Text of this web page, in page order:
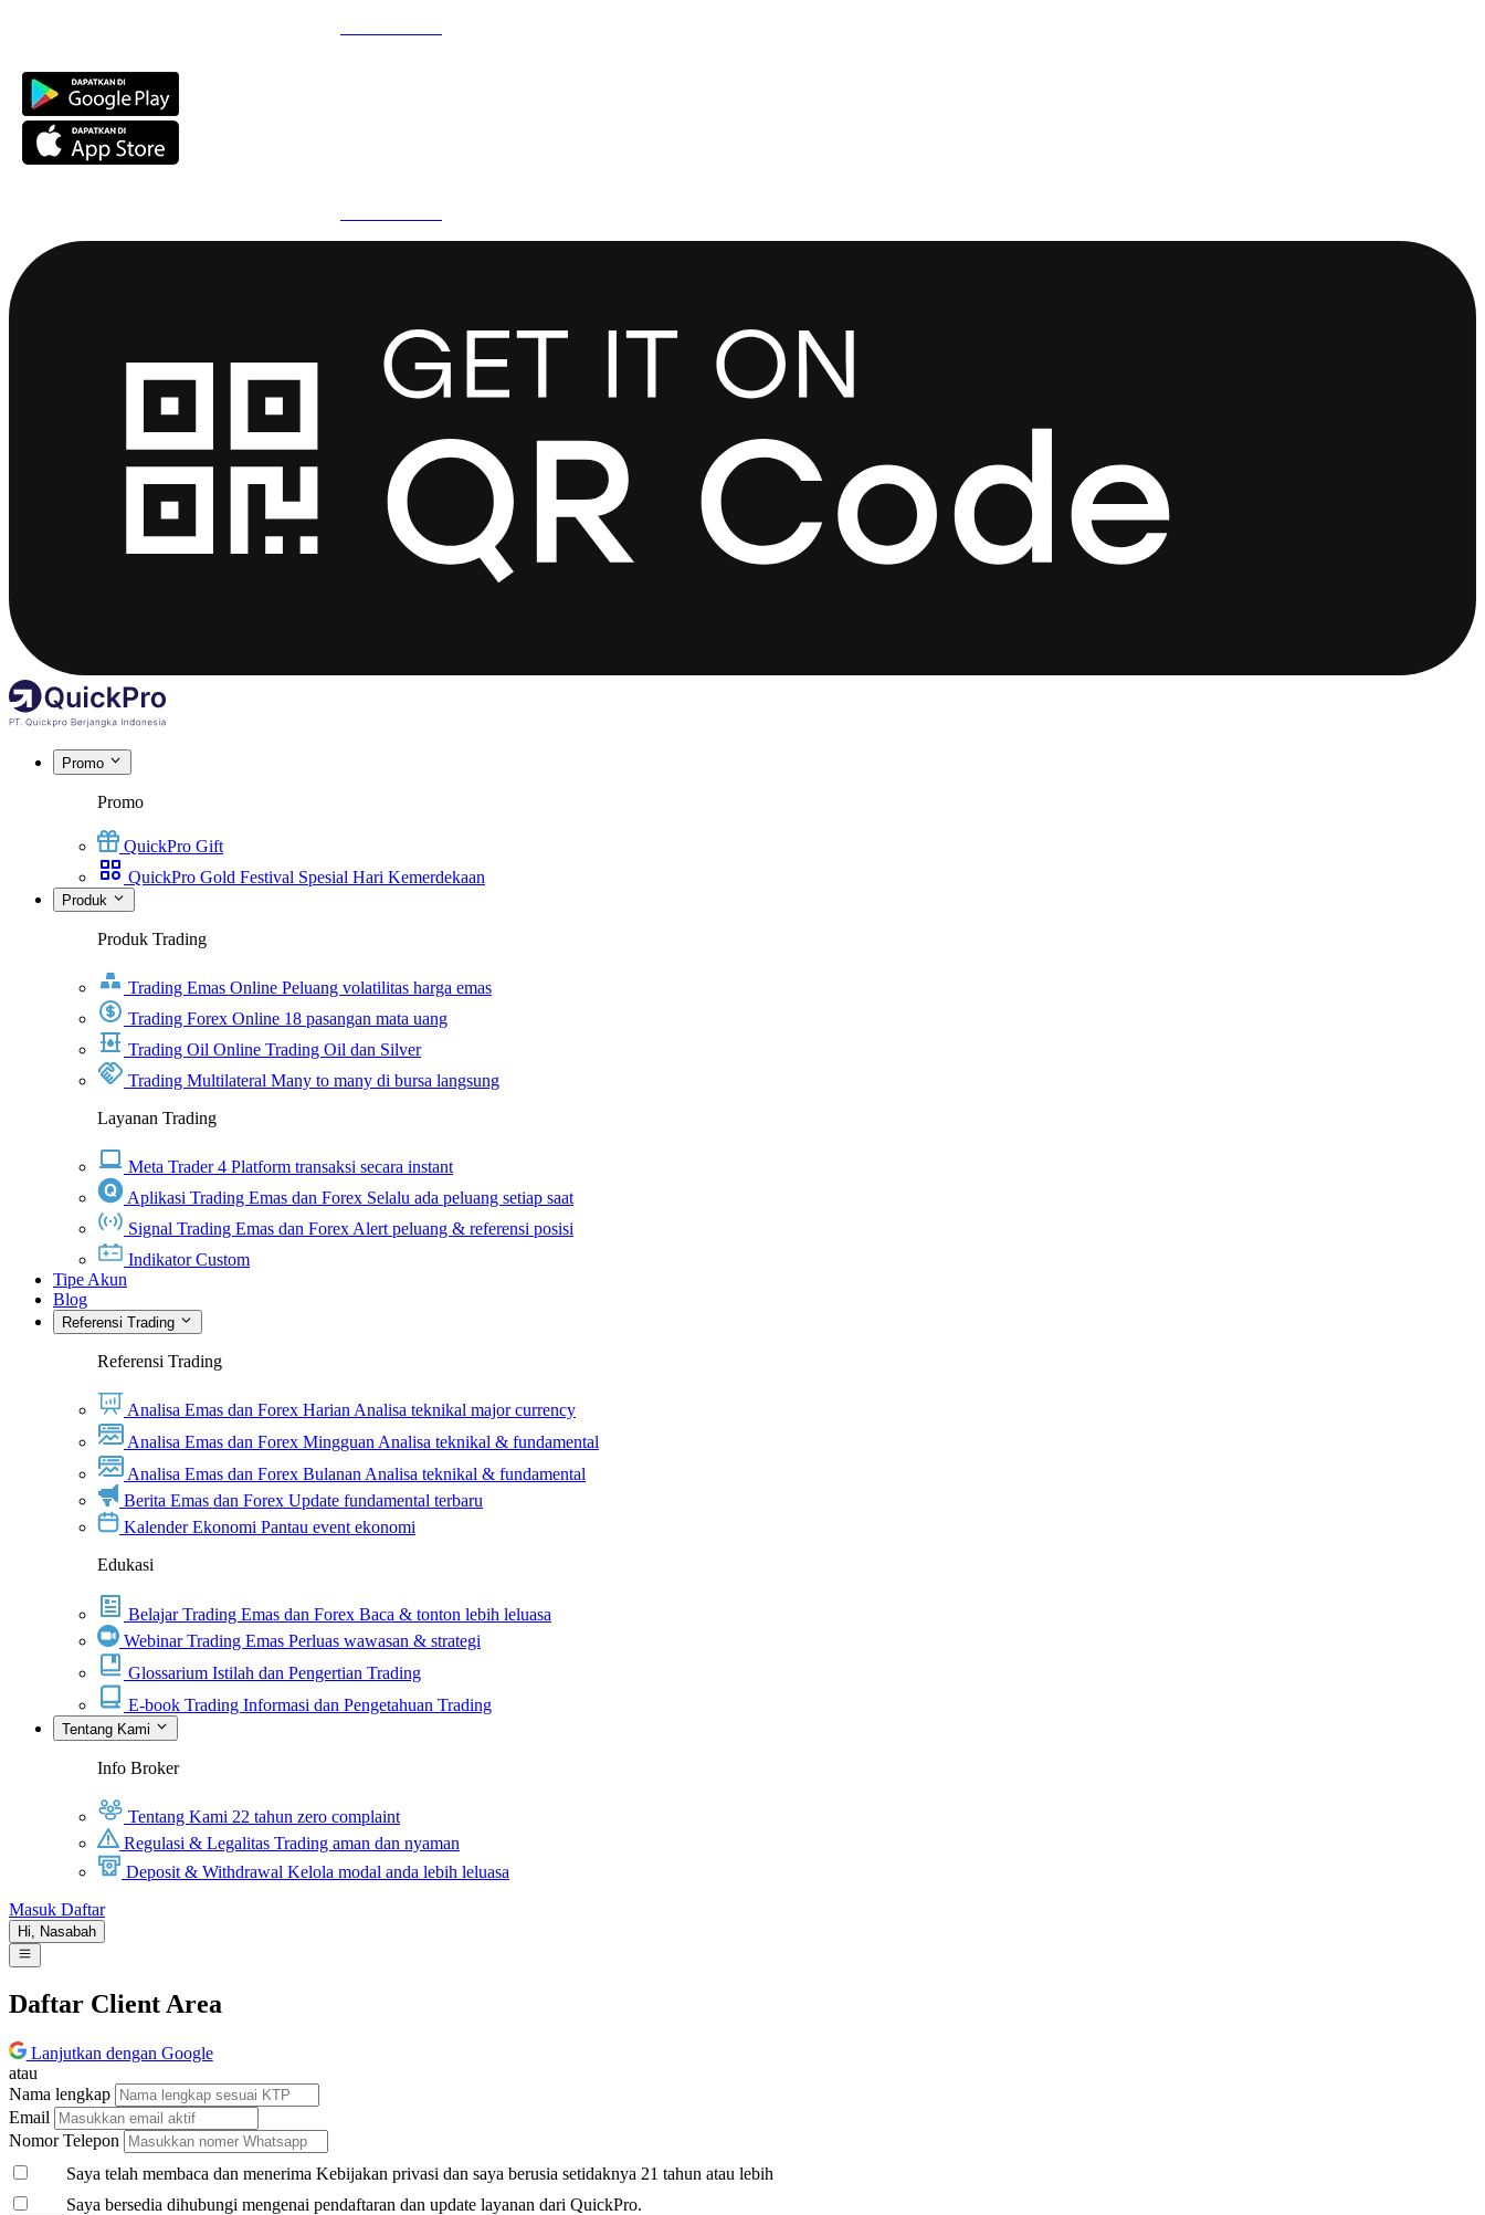
Promo
Promo
QuickPro Gift
QuickPro Gold Festival Spesial Hari Kemerdekaan
Produk
Produk Trading
Trading Emas Online Peluang volatilitas harga emas
Trading Forex Online 18 pasangan mata uang
Trading Oil Online Trading Oil dan Silver
Trading Multilateral Many to many di bursa langsung
Layanan Trading
Meta Trader 4 Platform transaksi secara instant
Aplikasi Trading Emas dan Forex Selalu ada peluang setiap saat
Signal Trading Emas dan Forex Alert peluang & referensi posisi
Indikator Custom
Tipe Akun
Blog
Referensi Trading
Referensi Trading
Analisa Emas dan Forex HarianAnalisa teknikal major currency
Analisa Emas dan Forex MingguanAnalisa teknikal & fundamental
Analisa Emas dan Forex BulananAnalisa teknikal & fundamental
Berita Emas dan Forex Update fundamental terbaru
Kalender Ekonomi Pantau event ekonomi
Edukasi
Belajar Trading Emas dan Forex Baca & tonton lebih leluasa
Webinar Trading Emas Perluas wawasan & strategi
Glossarium Istilah dan Pengertian Trading
E-book Trading Informasi dan Pengetahuan Trading
Tentang Kami
Info Broker
Tentang Kami 22 tahun zero complaint
Regulasi & Legalitas Trading aman dan nyaman
Deposit & Withdrawal Kelola modal anda lebih leluasa
Masuk Daftar
Hi, Nasabah
Daftar Client Area
Lanjutkan dengan Google
atau
Nama lengkap
Email
Nomor Telepon
Saya telah membaca dan menerima Kebijakan privasi dan saya berusia setidaknya 21 tahun atau lebih
Saya bersedia dihubungi mengenai pendaftaran dan update layanan dari QuickPro.